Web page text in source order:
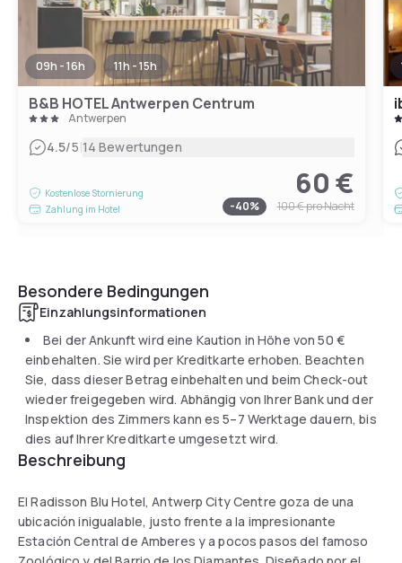
09h - 16h 11h - 15h
B&B HOTEL Antwerpen Centrum
Antwerpen
4.5/5|14 Bewertungen
Kostenlose Stornierung
Zahlung im Hotel
60 €
-40% 100 €pro Nacht
Besondere Bedingungen
Einzahlungsinformationen
Bei der Ankunft wird eine Kaution in Höhe von50 €
einbehalten. Sie wird per Kreditkarte erhoben. Beachten
Sie, dass dieser Betrag einbehalten und beim Check-out
wieder freigegeben wird. Abhängig von Ihrer Bank und der
Inspektion des Zimmers kann es 5–7 Werktage dauern, bis
dies auf Ihrer Kreditkarte umgesetzt wird.
Beschreibung
El Radisson Blu Hotel, Antwerp City Centre goza de una
ubicación inigualable, justo frente a la impresionante
Estación Central de Amberes y a pocos pasos del famoso